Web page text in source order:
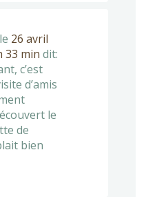
le 26 avril
33 min dit:
c’est
d’amis
le
de
bien